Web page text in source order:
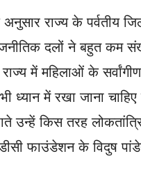
राज्य के पर्वतीय
दलों ने बहुत कम
में महिलाओं के
ध्यान में रखा जाना
उन्हें किस तरह
फाउंडेशन के विदुष